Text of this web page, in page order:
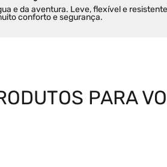
e da aventura. Leve, flexível e
conforto e segurança.
PARA